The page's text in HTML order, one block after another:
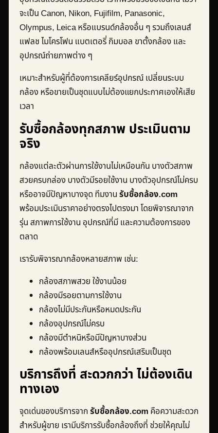
จะเป็น Canon, Nikon, Fujifilm, Panasonic,
Olympus, Leica หรือแบรนด์กล้องอื่น ๆ รวมถึงเลนส์
แฟลช ไมโครโฟน แบตเตอรี่ กิมบอล ขาตั้งกล้อง และ
อุปกรณ์ถ่ายภาพต่าง ๆ
เหมาะสำหรับผู้ที่ต้องการเคลียร์อุปกรณ์ เปลี่ยนระบบ
กล้อง หรือขายเป็นชุดแบบไม่ต้องแยกประกาศเองให้เสีย
เวลา
รับซื้อกล้องทุกสภาพ ประเมินตาม
จริง
กล้องแต่ละตัวผ่านการใช้งานไม่เหมือนกัน บางตัวสภาพ
สวยครบกล่อง บางตัวมีรอยใช้งาน บางตัวอุปกรณ์ไม่ครบ
หรืออาจมีปัญหาบางจุด ทีมงานรับซื้อกล้อง.com
พร้อมประเมินราคาอย่างตรงไปตรงมา โดยพิจารณาจาก
รุ่น สภาพการใช้งาน อุปกรณ์ที่มี และความต้องการของ
ตลาด
เรารับพิจารณากล้องหลายสภาพ เช่น:
กล้องสภาพสวย ใช้งานน้อย
กล้องมีรอยตามการใช้งาน
กล้องไม่มีประกันหรือหมดประกัน
กล้องอุปกรณ์ไม่ครบ
กล้องมีตำหนิหรือมีปัญหาบางส่วน
กล้องพร้อมเลนส์หรืออุปกรณ์เสริมเป็นชุด
บริการถึงที่ สะดวกกว่า ไม่ต้องเดิน
ทางเอง
จุดเด่นของบริการจากรับซื้อกล้อง.com คือความสะดวก
สำหรับผู้ขาย เรามีบริการรับซื้อกล้องถึงที่ ช่วยให้คุณไม่